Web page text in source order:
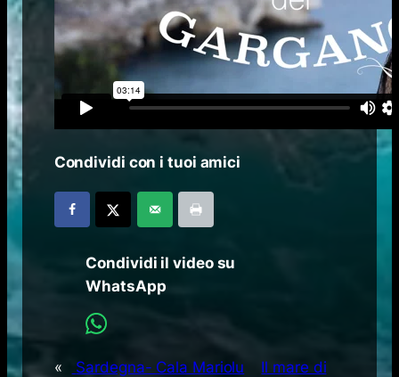
Condividi con i tuoi amici
Condividi il video su
WhatsApp
«
Sardegna- Cala Mariolu
Il mare di